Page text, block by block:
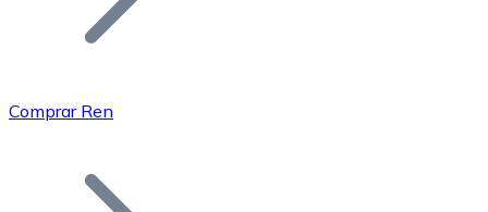
Bitcoin
Comprar Ren